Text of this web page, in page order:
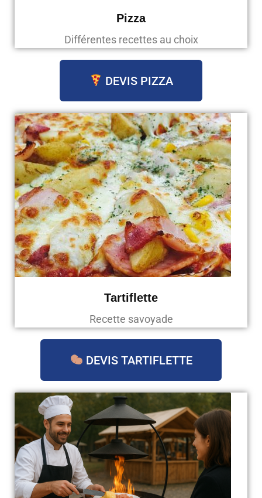
Pizza
Différentes recettes au choix
DEVIS PIZZA
Tartiflette
Recette savoyade
DEVIS TARTIFLETTE